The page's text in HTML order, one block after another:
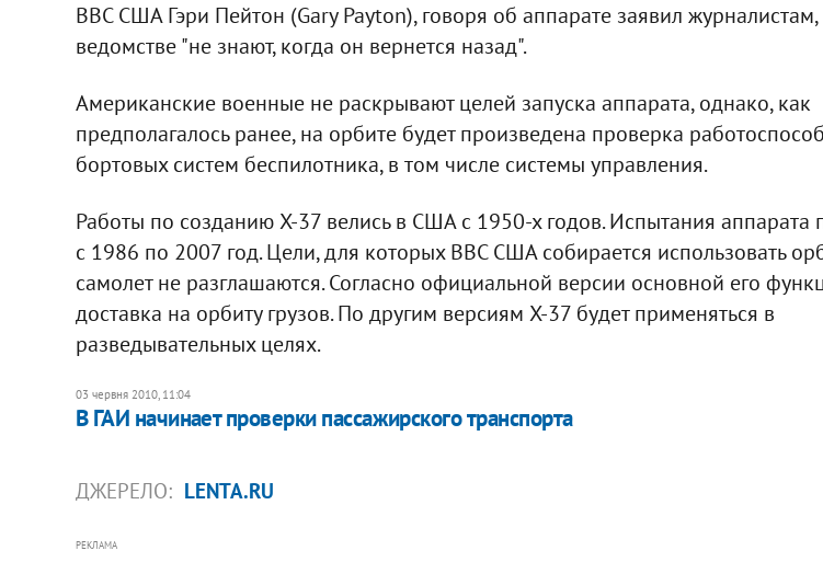
ВВС США Гэри Пейтон (Gary Payton), говоря об аппарате заявил журналистам,
ведомстве "не знают, когда он вернется назад".
Американские военные не раскрывают целей запуска аппарата, однако, как
предполагалось ранее, на орбите будет произведена проверка
бортовых систем беспилотника, в том числе системы управления.
Работы по созданию X-37 велись в США с 1950-х годов. Испытания аппарата
с 1986 по 2007 год. Цели, для которых ВВС США собирается использовать
самолет не разглашаются. Согласно официальной версии основной его
доставка на орбиту грузов. По другим версиям X-37 будет применяться в
разведывательных целях.
03 червня 2010, 11:04
В ГАИ начинает проверки пассажирского транспорта
ДЖЕРЕЛО: LENTA.RU
РЕКЛАМА